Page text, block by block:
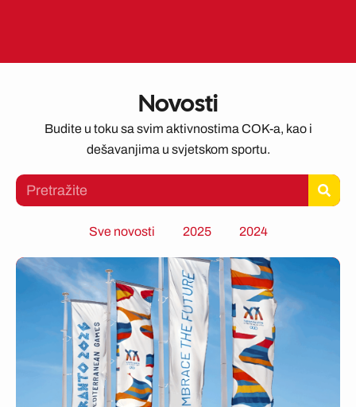
Novosti
Budite u toku sa svim aktivnostima COK-a, kao i
dešavanjima u svjetskom sportu.
Search
Sve novosti 2025 2024
PagePagePagePagePagePage